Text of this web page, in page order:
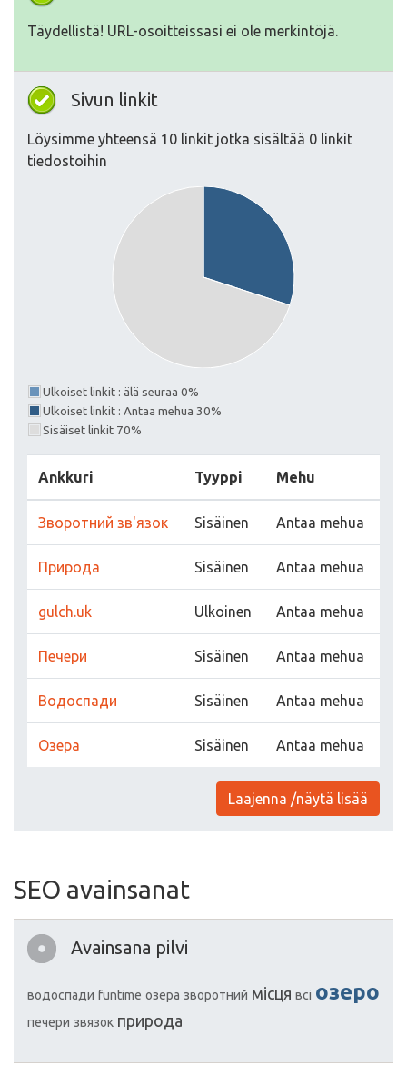
Täydellistä! URL-osoitteissasi ei ole merkintöjä.
Sivun linkit
Löysimme yhteensä 10 linkit jotka sisältää 0 linkit
tiedostoihin
Ulkoiset linkit : älä seuraa 0%
Ulkoiset linkit : Antaa mehua 30%
Sisäiset linkit 70%
Ankkuri Tyyppi Mehu
Зворотний зв'язок Sisäinen Antaa mehua
Природа Sisäinen Antaa mehua
gulch.uk Ulkoinen Antaa mehua
Печери Sisäinen Antaa mehua
Водоспади Sisäinen Antaa mehua
Озера Sisäinen Antaa mehua
Laajenna /näytä lisää
SEO avainsanat
Avainsana pilvi
водоспади funtime озера зворотний місця всі озеро
печери звязок природа